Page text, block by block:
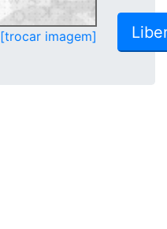
[trocar imagem]